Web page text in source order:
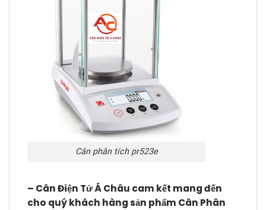
Cân phân tích pr523e
– Cân Điện Tử Á Châu cam kết mang đến
cho quý khách hàng sản phẩm Cân Phân